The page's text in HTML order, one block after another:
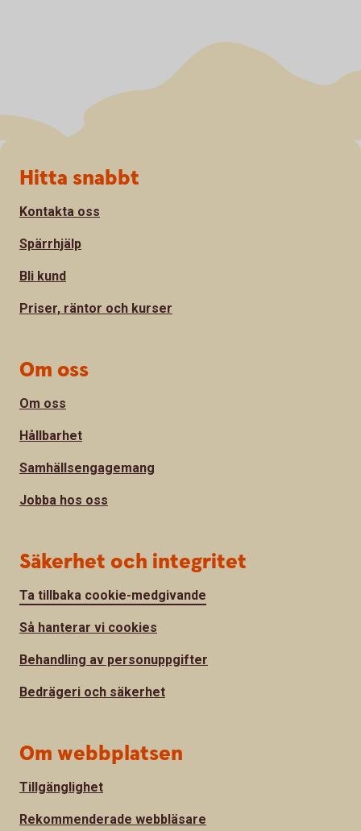
Sidfot
Hitta snabbt
Kontakta oss
Spärrhjälp
Bli kund
Priser, räntor och kurser
Om oss
Om oss
Hållbarhet
Samhällsengagemang
Jobba hos oss
Säkerhet och integritet
Ta tillbaka cookie-medgivande
Så hanterar vi cookies
Behandling av personuppgifter
Bedrägeri och säkerhet
Om webbplatsen
Tillgänglighet
Rekommenderade webbläsare